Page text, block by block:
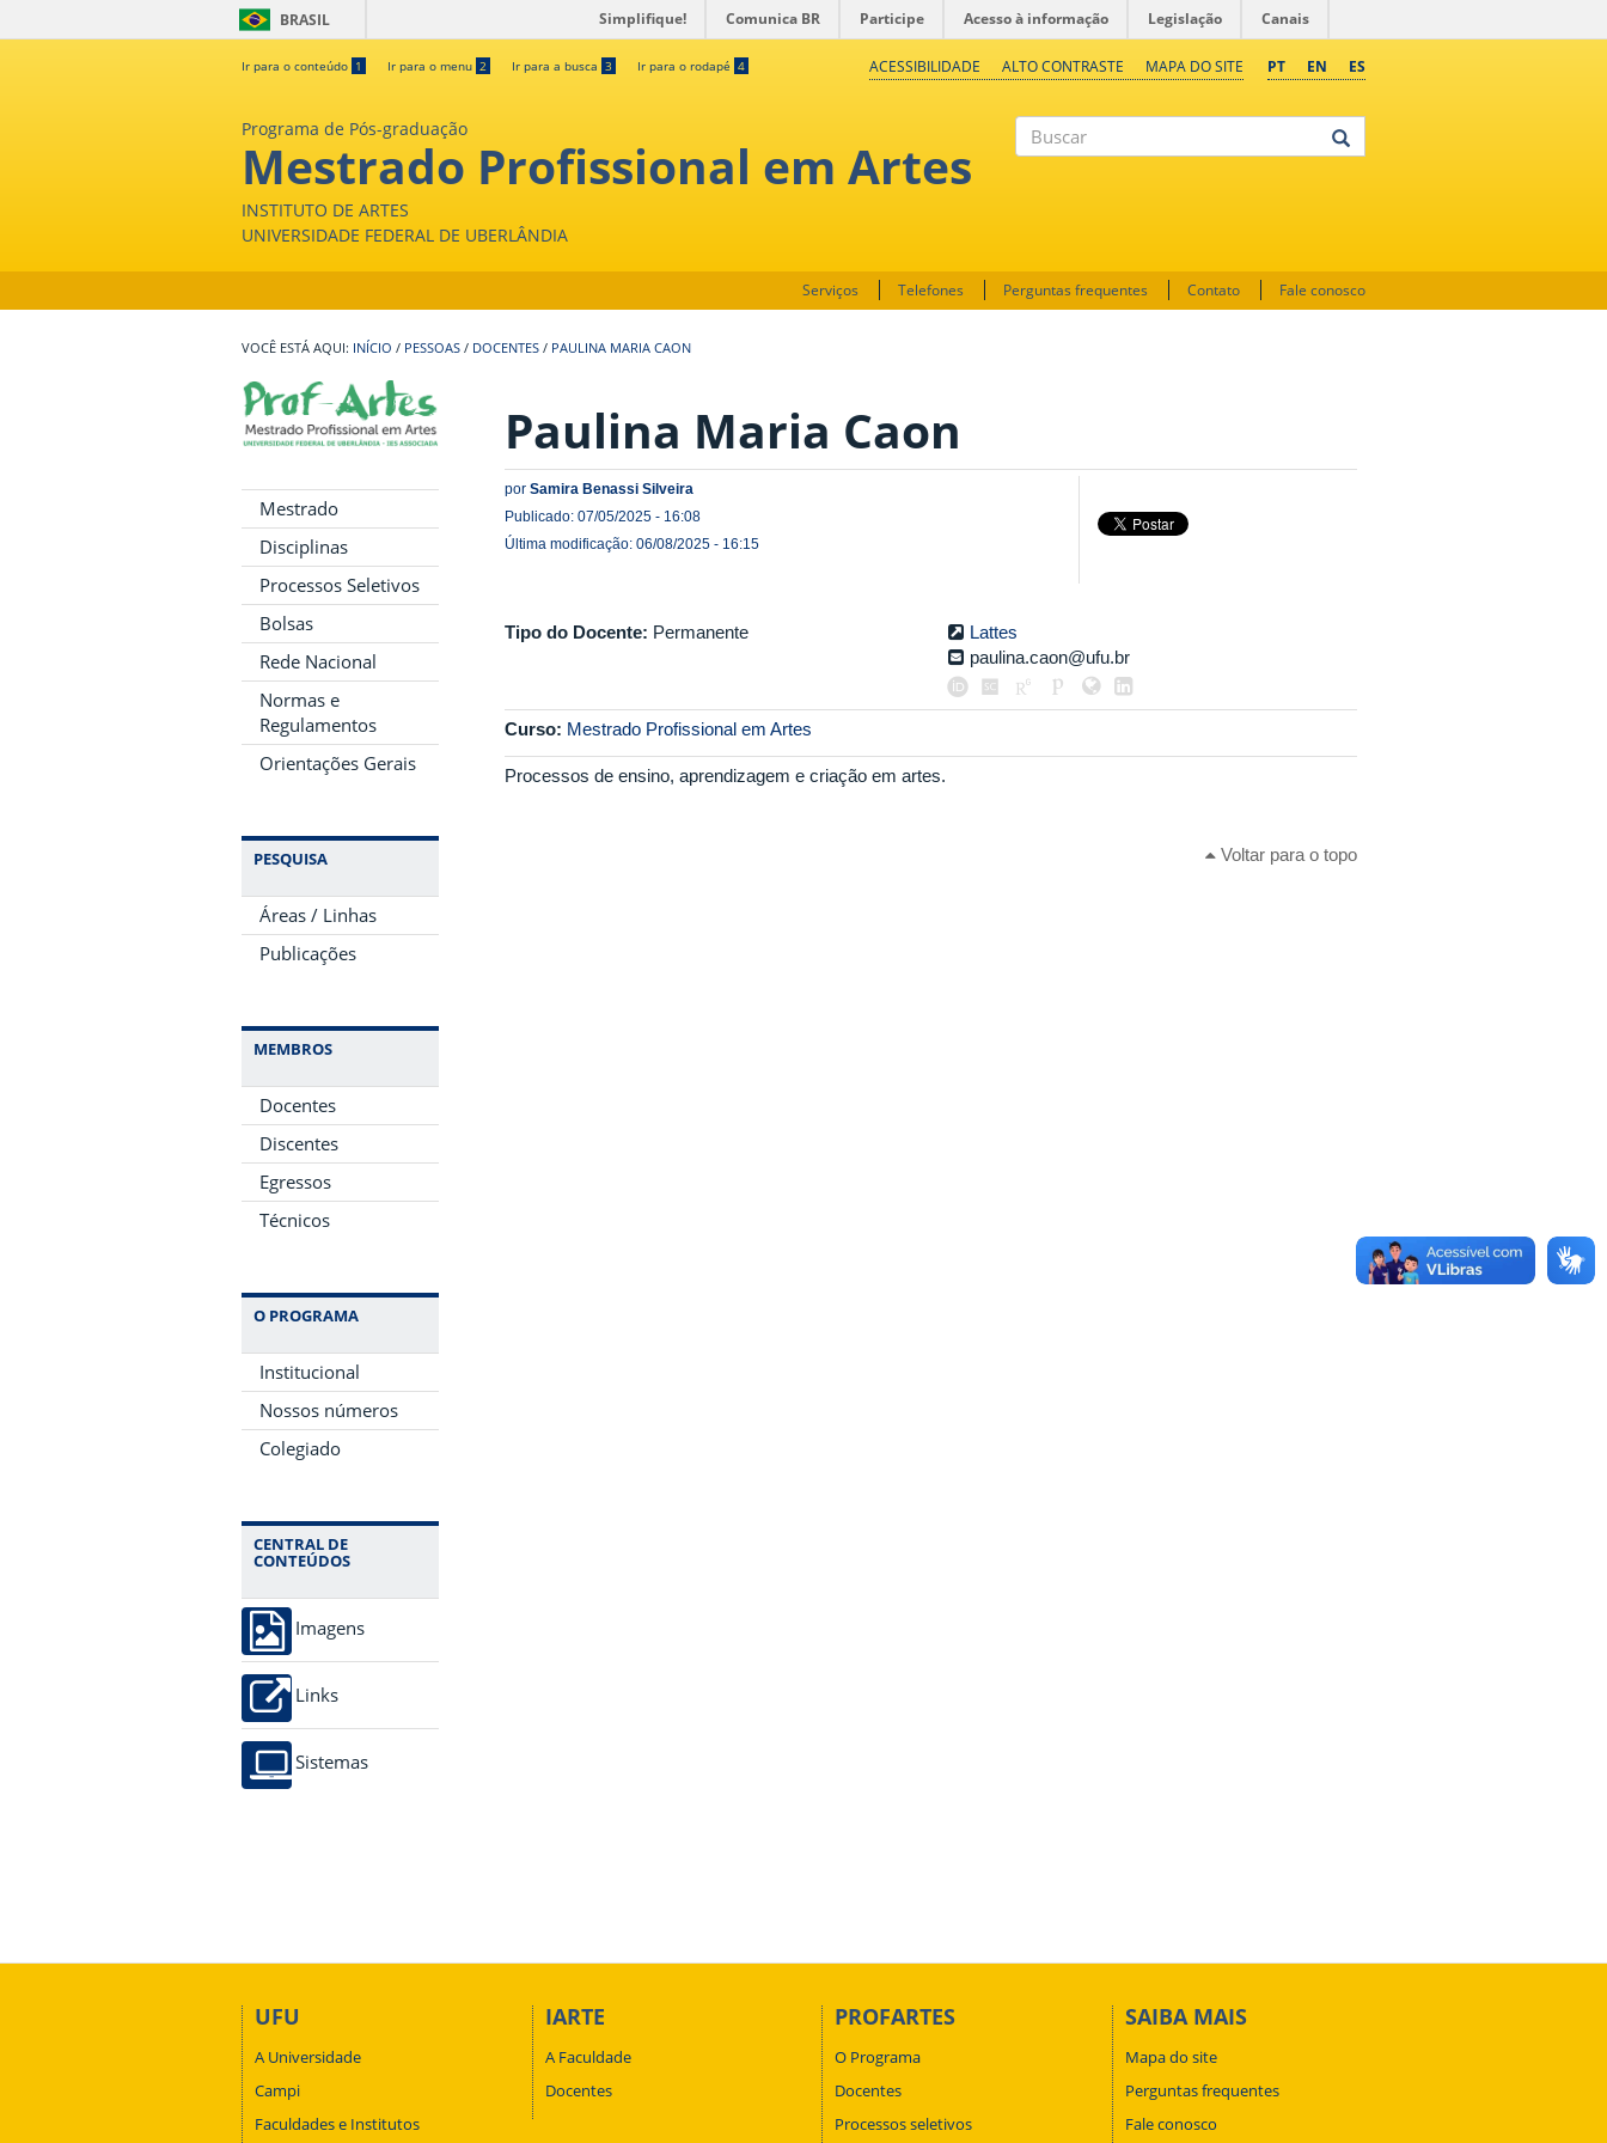
BRASIL Simplifique! Comunica BR Participe Acesso à informação Legislação Canais
Ir para o conteúdo 1 Ir para o menu 2 Ir para a busca 3 Ir para o rodapé 4 PT EN ES
ACESSIBILIDADE ALTO CONTRASTE MAPA DO SITE
Programa de Pós-graduação
Mestrado Profissional em Artes
INSTITUTO DE ARTES
UNIVERSIDADE FEDERAL DE UBERLÂNDIA
Serviços Telefones Perguntas frequentes Contato Fale conosco
INÍCIO / PESSOAS / DOCENTES / PAULINA MARIA CAON
Mestrado
Disciplinas
Processos Seletivos
Bolsas
Rede Nacional
Normas e
Regulamentos
Orientações Gerais
PESQUISA
Áreas / Linhas
Publicações
MEMBROS
Docentes
Discentes
Egressos
Técnicos
O PROGRAMA
Institucional
Nossos números
Colegiado
CENTRAL DE
CONTEÚDOS
Imagens
Links
Sistemas
Paulina Maria Caon
por Samira Benassi Silveira
Publicado: 07/05/2025 - 16:08
Última modificação: 06/08/2025 - 16:15
Tipo do Docente: Permanente Lattes
paulina.caon@ufu.br
Curso: Mestrado Profissional em Artes
Processos de ensino, aprendizagem e criação em artes.
Voltar para o topo
UFU
A Universidade
Campi
Faculdades e Institutos
IARTE
A Faculdade
Docentes
PROFARTES
O Programa
Docentes
Processos seletivos
SAIBA MAIS
Mapa do site
Perguntas frequentes
Fale conosco